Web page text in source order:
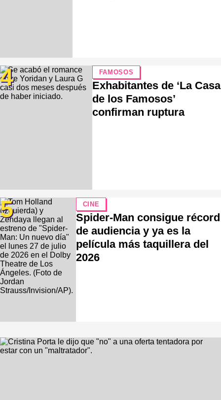
4 FAMOSOS
Exhabitantes de ‘La Casa
de los Famosos’
confirman ruptura
5 CINE
Spider-Man consigue récord
de audiencia y ya es la
película más taquillera del
2026